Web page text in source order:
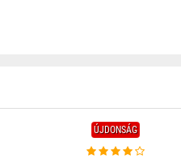
ÚJDONSÁG